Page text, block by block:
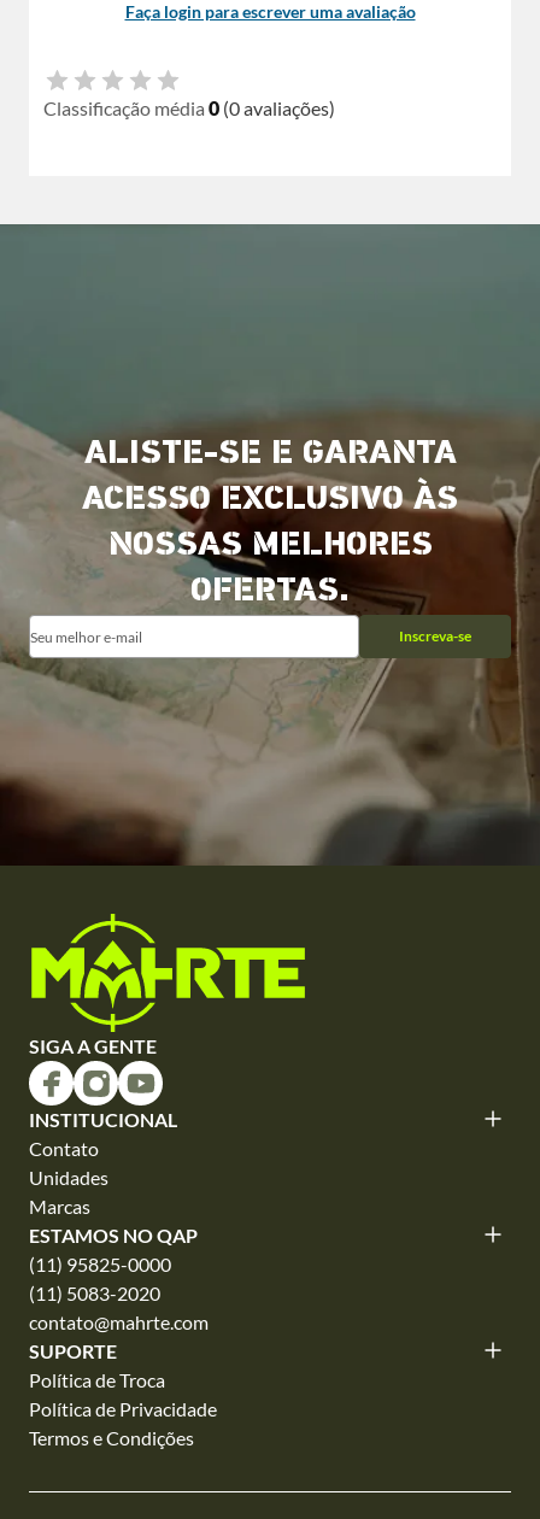
Faça login para escrever uma avaliação
Classificação média 0 (0 avaliações)
ALISTE-SE E GARANTA
ACESSO EXCLUSIVO ÀS
NOSSAS MELHORES
OFERTAS.
Inscreva-se
SIGA A GENTE
INSTITUCIONAL
Contato
Unidades
Marcas
ESTAMOS NO QAP
(11) 95825-0000
(11) 5083-2020
contato@mahrte.com
SUPORTE
Política de Troca
Política de Privacidade
Termos e Condições